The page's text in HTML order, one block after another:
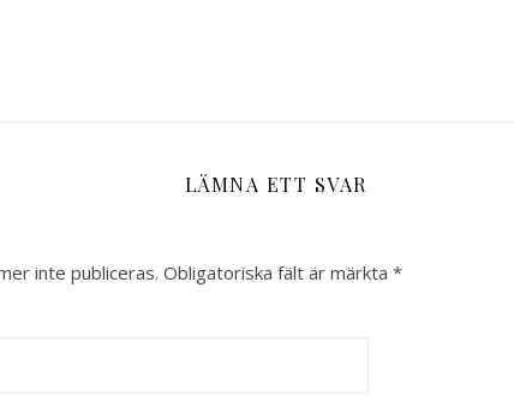
LÄMNA ETT SVAR
inte publiceras. Obligatoriska fält är märkta *